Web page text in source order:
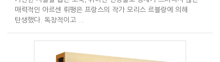
매력적인 아르센 뤼팽은 프랑스의 작가 모리스 르블랑에 의해
탄생했다. 독창적이고 ...